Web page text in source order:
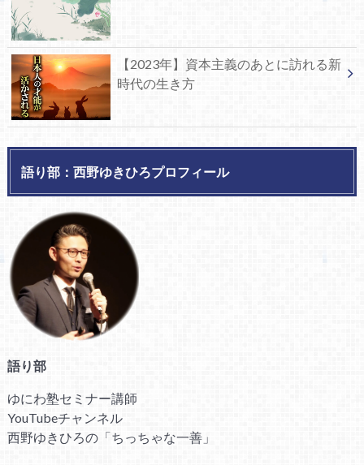
【2023年】資本主義のあとに訪れる新
時代の生き方
語り部：西野ゆきひろプロフィール
語り部
ゆにわ塾セミナー講師
YouTubeチャンネル
西野ゆきひろの「ちっちゃな一善」